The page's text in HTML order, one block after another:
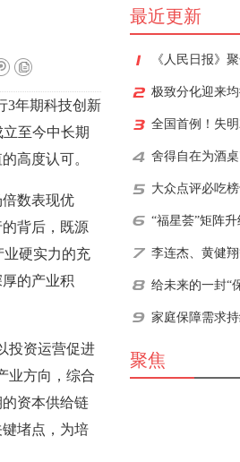
3年期科技创新
至今中长期
高度认可。
数表现优
背后，既源
业硬实力的充
的产业积
投资运营促进
业方向，综合
资本供给链
堵点，为培
最近更新
《人民日报》
极致分化迎来
全国首例！失
舍得自在为酒
大众点评必吃
“福星荟”矩阵
李连杰、黄健
给未来的一封“
家庭保障需求
聚焦